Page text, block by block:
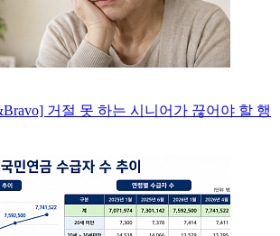
거절 못 하는 시니어가 끊어야 할 행